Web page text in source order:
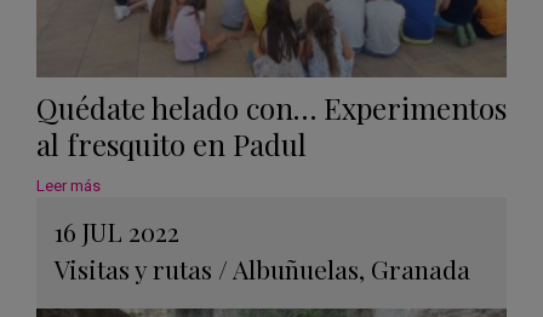
Quédate helado con… Experimentos
al fresquito en Padul
Leer más
16 JUL 2022
Visitas y rutas / Albuñuelas, Granada